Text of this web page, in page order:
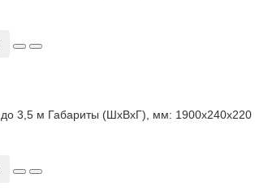
до 3,5 м Габариты (ШхВхГ), мм: 1900x240x220